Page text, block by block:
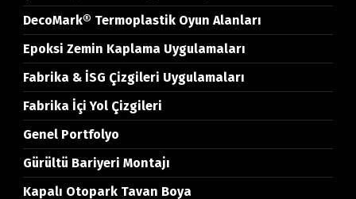
DecoMark® Termoplastik Oyun Alanları
Epoksi Zemin Kaplama Uygulamaları
Fabrika & İSG Çizgileri Uygulamaları
Fabrika İçi Yol Çizgileri
Genel Portfolyo
Gürültü Bariyeri Montajı
Kapalı Otopark Tavan Boya